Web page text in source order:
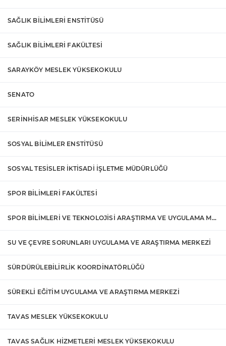
SAĞLIK BİLİMLERİ ENSTİTÜSÜ
SAĞLIK BİLİMLERİ FAKÜLTESİ
SARAYKÖY MESLEK YÜKSEKOKULU
SENATO
SERİNHİSAR MESLEK YÜKSEKOKULU
SOSYAL BİLİMLER ENSTİTÜSÜ
SOSYAL TESİSLER İKTİSADİ İŞLETME MÜDÜRLÜĞÜ
SPOR BİLİMLERİ FAKÜLTESİ
SPOR BİLİMLERİ VE TEKNOLOJİSİ ARAŞTIRMA VE UYGULAMA MERKEZİ
SU VE ÇEVRE SORUNLARI UYGULAMA VE ARAŞTIRMA MERKEZİ
SÜRDÜRÜLEBİLİRLİK KOORDİNATÖRLÜĞÜ
SÜREKLİ EĞİTİM UYGULAMA VE ARAŞTIRMA MERKEZİ
TAVAS MESLEK YÜKSEKOKULU
TAVAS SAĞLIK HİZMETLERİ MESLEK YÜKSEKOKULU